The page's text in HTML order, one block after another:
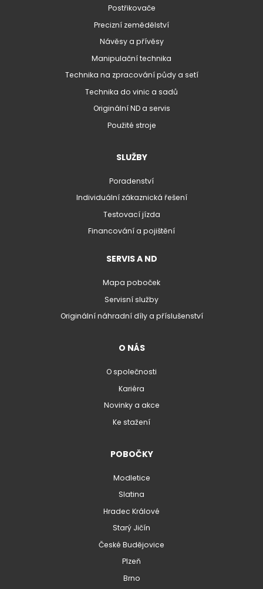
Postřikovače
Precizní zemědělství
Návěsy a přívěsy
Manipulační technika
Technika na zpracování půdy a setí
Technika do vinic a sadů
Originální ND a servis
Použité stroje
SLUŽBY
Poradenství
Individuální zákaznická řešení
Testovací jízda
Financování a pojištění
SERVIS A ND
Mapa poboček
Servisní služby
Originální náhradní díly a příslušenství
O NÁS
O společnosti
Kariéra
Novinky a akce
Ke stažení
POBOČKY
Modletice
Slatina
Hradec Králové
Starý Jičín
České Budějovice
Plzeň
Brno